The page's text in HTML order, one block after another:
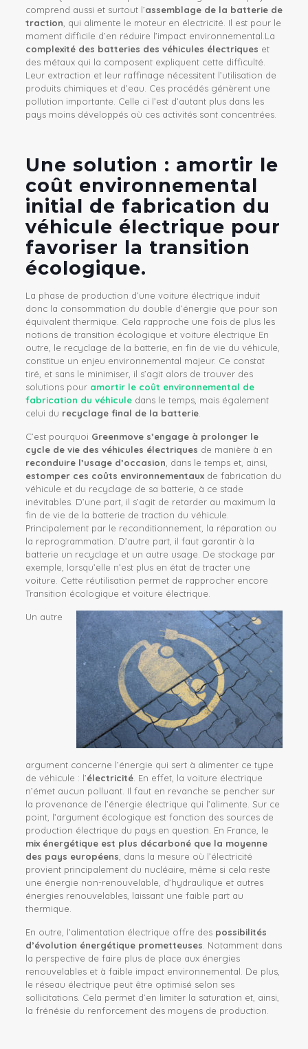
comprend aussi et surtout l’assemblage de la batterie de
traction , qui alimente le moteur en électricité. Il est pour le
moment difficile d’en réduire l’impact environnemental.La
complexité des batteries des véhicules électriques et
des métaux qui la composent expliquent cette difficulté.
Leur extraction et leur raffinage nécessitent l’utilisation de
produits chimiques et d’eau. Cesprocédés génèrent une
pollution importante. Celle ci l’est d’autant plus dans les
pays moins développés où ces activités sont concentrées.
Une solution : amortir le
coût environnemental
initial de fabrication du
véhicule électrique pour
favoriser la transition
écologique.
La phase de production d’une voiture électrique induit
donc la consommation du double d’énergie que pour son
équivalent thermique. Cela rapproche une fois de plus les
notions de transition écologique et voiture électrique En
outre, le recyclage de la batterie, en fin de vie du véhicule,
constitue un enjeu environnemental majeur. Ce constat
tiré, et sans le minimiser, il s’agit alors de trouver des
solutions pour amortir le coût environnemental de
fabrication du véhiculedans le temps, mais également
celui du recyclage final de la batterie.
C’est pourquoi Greenmove s’engage à prolonger le
cycle de vie des véhicules électriques de manière à en
reconduire l’usage d’occasion , dans le temps et, ainsi,
estomper ces coûts environnementauxde fabrication du
véhicule et du recyclage de sa batterie, à ce stade
inévitables. D’une part, il s’agit de retarder au maximum la
fin de vie de la batterie de traction du véhicule.
Principalement par le reconditionnement, la réparation ou
la reprogrammation. D’autre part, il faut garantir à la
batterie un recyclage et un autre usage. De stockage par
exemple, lorsqu’elle n’est plus en état de tracter une
voiture. Cette réutilisation permet de rapprocher encore
Transition écologique et voiture électrique.
Un autre
argument concerne l’énergie qui sert à alimenter ce type
de véhicule : l’électricité. En effet, la voiture électrique
n’émet aucun polluant. Il faut en revanche se pencher sur
la provenance de l’énergie électrique qui l’alimente. Sur ce
point, l’argument écologique est fonction des sources de
production électrique du pays en question. En France, le
mix énergétique est plus décarboné que la moyenne
des pays européens , dans la mesure où l’électricité
provient principalement du nucléaire, même si cela reste
une énergie non-renouvelable, d’hydraulique et autres
énergies renouvelables, laissant une faible part au
thermique
En outre, l’alimentation électrique offre des possibilités
d’évolution énergétique prometteuses . Notamment dans
la perspective de faire plus de place aux énergies
renouvelables et à faible impact environnemental. De plus,
le réseau électrique peut être optimisé selon ses
sollicitations. Cela permet d’en limiter la saturation et, ainsi,
la frénésie du renforcement des moyens de production.